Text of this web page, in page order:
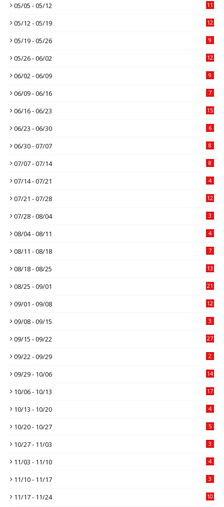
05/05 - 05/12 11
05/12 - 05/19 12
05/19 - 05/26 9
05/26 - 06/02 12
06/02 - 06/09 9
06/09 - 06/16 7
06/16 - 06/23 15
06/23 - 06/30 6
06/30 - 07/07 8
07/07 - 07/14 8
07/14 - 07/21 4
07/21 - 07/28 12
07/28 - 08/04 3
08/04 - 08/11 4
08/11 - 08/18 7
08/18 - 08/25 13
08/25 - 09/01 21
09/01 - 09/08 12
09/08 - 09/15 3
09/15 - 09/22 27
09/22 - 09/29 2
09/29 - 10/06 14
10/06 - 10/13 17
10/13 - 10/20 4
10/20 - 10/27 5
10/27 - 11/03 3
11/03 - 11/10 4
11/10 - 11/17 3
11/17 - 11/24 10